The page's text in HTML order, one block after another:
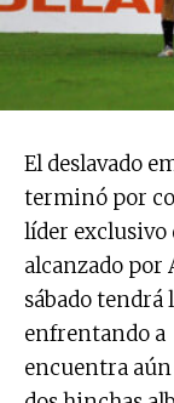
El deslavado
terminó por
líder exclusivo
alcanzado por
sábado tendrá
enfrentando a
encuentra